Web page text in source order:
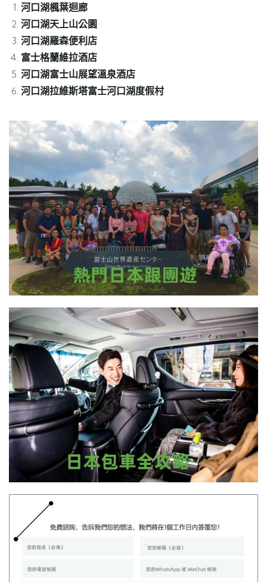
河口湖楓葉迴廊
河口湖天上山公園
河口湖羅森便利店
富士格蘭維拉酒店
河口湖富士山展望溫泉酒店
河口湖拉維斯塔富士河口湖度假村